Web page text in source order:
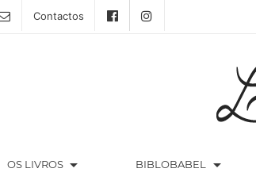
Contactos
OS LIVROS arrow_drop_down BIBLOBABEL arrow_drop_down